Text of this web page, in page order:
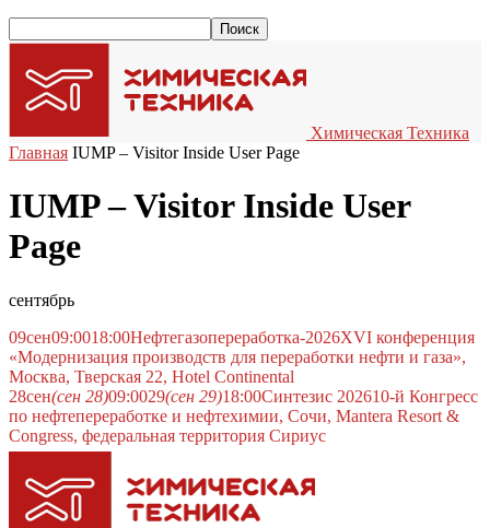
Химическая Техника
Главная IUMP – Visitor Inside User Page
IUMP – Visitor Inside User
Page
сентябрь
09сен09:0018:00Нефтегазопереработка-2026XVI конференция
«Модернизация производств для переработки нефти и газа»,
Москва, Тверская 22, Hotel Continental
28сен(сен 28)09:0029(сен 29)18:00Синтезис 202610-й Конгресс
по нефтепереработке и нефтехимии, Сочи, Mantera Resort &
Congress, федеральная территория Сириус